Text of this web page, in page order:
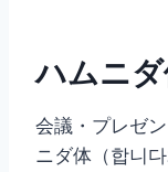
ハムニダ
会議・プレゼ
ニダ体（합니